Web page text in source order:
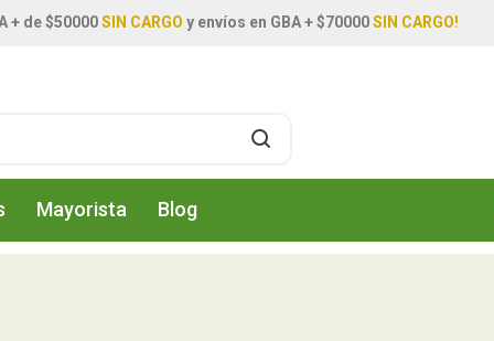
+ de $50000SIN CARGO y envíos en GBA + $70000SIN CARGO!
Mayorista Blog